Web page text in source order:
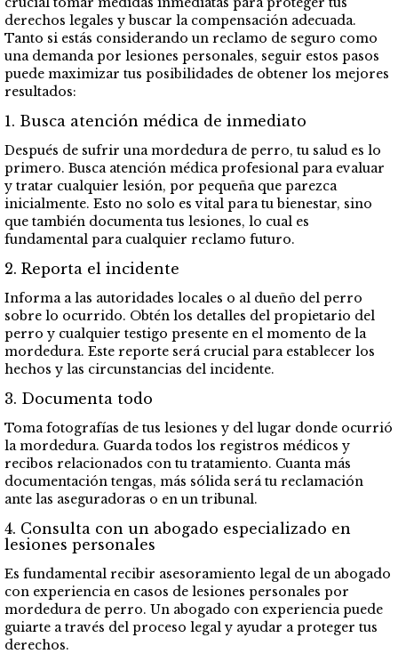
derechos legales y buscar la compensación adecuada.
Tanto si estás considerando un reclamo de seguro como
una demanda por lesiones personales, seguir estos pasos
puede maximizar tus posibilidades de obtener los mejores
resultados:
1. Busca atención médica de inmediato
Después de sufrir una mordedura de perro, tu salud es lo
primero. Busca atención médica profesional para evaluar
y tratar cualquier lesión, por pequeña que parezca
inicialmente. Esto no solo es vital para tu bienestar, sino
que también documenta tus lesiones, lo cual es
fundamental para cualquier reclamo futuro.
2. Reporta el incidente
Informa a las autoridades locales o al dueño del perro
sobre lo ocurrido. Obtén los detalles del propietario del
perro y cualquier testigo presente en el momento de la
mordedura. Este reporte será crucial para establecer los
hechos y las circunstancias del incidente.
3. Documenta todo
Toma fotografías de tus lesiones y del lugar donde ocurrió
la mordedura. Guarda todos los registros médicos y
recibos relacionados con tu tratamiento. Cuanta más
documentación tengas, más sólida será tu reclamación
ante las aseguradoras o en un tribunal.
4. Consulta con un abogado especializado en
lesiones personales
Es fundamental recibir asesoramiento legal de un abogado
con experiencia en casos de lesiones personales por
mordedura de perro. Un abogado con experiencia puede
guiarte a través del proceso legal y ayudar a proteger tus
derechos.